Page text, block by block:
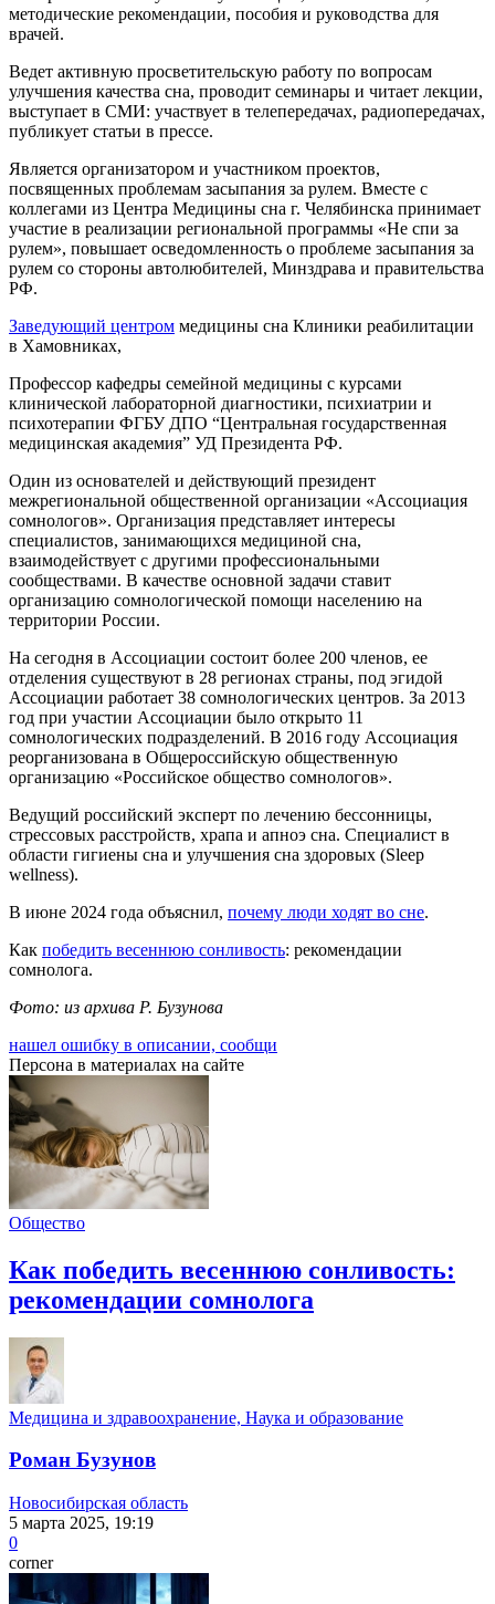
методические рекомендации, пособия и руководства для
врачей.
Ведет активную просветительскую работу по вопросам
улучшения качества сна, проводит семинары и читает лекции,
выступает в СМИ: участвует в телепередачах, радиопередачах,
публикует статьи в прессе.
Является организатором и участником проектов,
посвященных проблемам засыпания за рулем. Вместе с
коллегами из Центра Медицины сна г. Челябинска принимает
участие в реализации региональной программы «Не спи за
рулем», повышает осведомленность о проблеме засыпания за
рулем со стороны автолюбителей, Минздрава и правительства
РФ.
Заведующий центром медицины сна Клиники реабилитации
в Хамовниках,
Профессор кафедры семейной медицины с курсами
клинической лабораторной диагностики, психиатрии и
психотерапии ФГБУ ДПО “Центральная государственная
медицинская академия” УД Президента РФ.
Один из основателей и действующий президент
межрегиональной общественной организации «Ассоциация
сомнологов». Организация представляет интересы
специалистов, занимающихся медициной сна,
взаимодействует с другими профессиональными
сообществами. В качестве основной задачи ставит
организацию сомнологической помощи населению на
территории России.
На сегодня в Ассоциации состоит более 200 членов, ее
отделения существуют в 28 регионах страны, под эгидой
Ассоциации работает 38 сомнологических центров. За 2013
год при участии Ассоциации было открыто 11
сомнологических подразделений. В 2016 году Ассоциация
реорганизована в Общероссийскую общественную
организацию «Российское общество сомнологов».
Ведущий российский эксперт по лечению бессонницы,
стрессовых расстройств, храпа и апноэ сна. Специалист в
области гигиены сна и улучшения сна здоровых (Sleep
wellness).
В июне 2024 года объяснил, почему люди ходят во сне.
Как победить весеннюю сонливость: рекомендации
сомнолога.
Фото: из архива Р. Бузунова
нашел ошибку в описании, сообщи
Персона в материалах на сайте
Общество
Как победить весеннюю сонливость:
рекомендации сомнолога
Медицина и здравоохранение, Наука и образование
Роман Бузунов
Новосибирская область
5 марта 2025, 19:19
0
corner